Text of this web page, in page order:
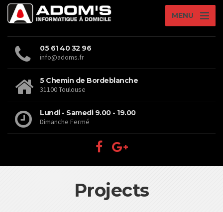
MENU
05 61 40 32 96
info@adoms.fr
5 Chemin de Bordeblanche
31100 Toulouse
Lundi - Samedi 9.00 - 19.00
Dimanche Fermé
Projects